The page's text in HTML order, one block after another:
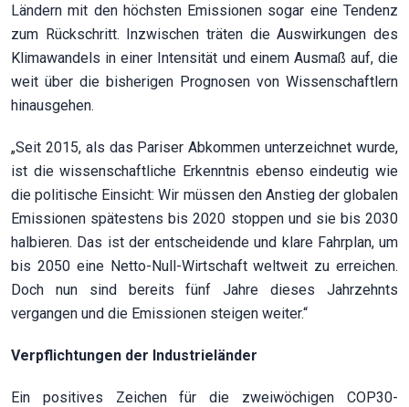
Ländern mit den höchsten Emissionen sogar eine Tendenz
zum Rückschritt. Inzwischen träten die Auswirkungen des
Klimawandels in einer Intensität und einem Ausmaß auf, die
weit über die bisherigen Prognosen von Wissenschaftlern
hinausgehen.
„Seit 2015, als das Pariser Abkommen unterzeichnet wurde,
ist die wissenschaftliche Erkenntnis ebenso eindeutig wie
die politische Einsicht: Wir müssen den Anstieg der globalen
Emissionen spätestens bis 2020 stoppen und sie bis 2030
halbieren. Das ist der entscheidende und klare Fahrplan, um
bis 2050 eine Netto-Null-Wirtschaft weltweit zu erreichen.
Doch nun sind bereits fünf Jahre dieses Jahrzehnts
vergangen und die Emissionen steigen weiter.“
Verpflichtungen der Industrieländer
Ein positives Zeichen für die zweiwöchigen COP30-